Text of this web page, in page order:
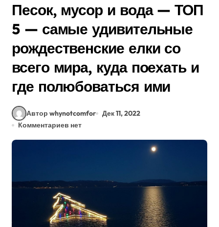
Песок, мусор и вода — ТОП
5 — самые удивительные
рождественские елки со
всего мира, куда поехать и
где полюбоваться ими
Автор whynotcomfor
Дек 11, 2022
Комментариев нет